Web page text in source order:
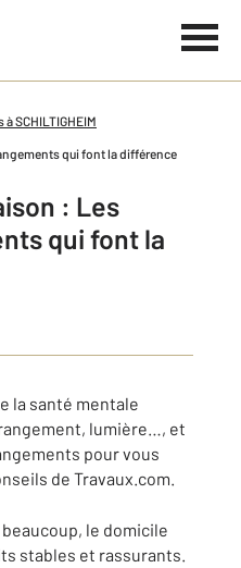
SCHILTIGHEIM
qui font la différence
: Les
qui font la
la santé mentale
lumière…, et
pour vous
de Travaux.com.
le domicile
stables et rassurants.